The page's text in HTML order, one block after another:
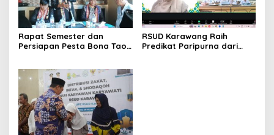
Rapat Semester dan
Persiapan Pesta Bona Taon
RSUD Karawang Raih
Predikat Paripurna dari